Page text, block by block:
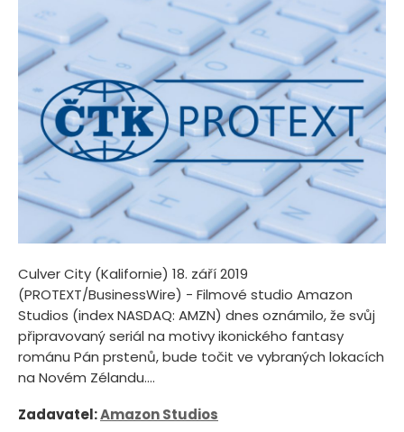
Culver City (Kalifornie) 18. září 2019
(PROTEXT/BusinessWire) - Filmové studio Amazon
Studios (index NASDAQ: AMZN) dnes oznámilo, že svůj
připravovaný seriál na motivy ikonického fantasy
románu Pán prstenů, bude točit ve vybraných lokacích
na Novém Zélandu....
Zadavatel:Amazon Studios